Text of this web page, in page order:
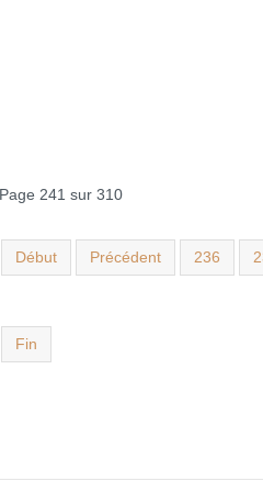
Page 241 sur 310
Début Précédent 236
Fin